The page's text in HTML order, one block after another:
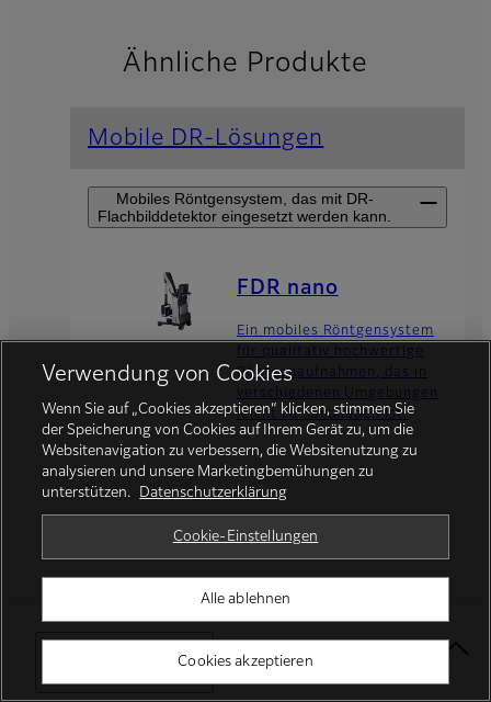
Select Your Location
Ähnliche Produkte
Mobile DR-Lösungen
Mobiles Röntgensystem, das mit DR-
Flachbilddetektor eingesetzt werden kann.
FDR nano
Ein mobiles Röntgensystem
für qualitativ hochwertige
Röntgenaufnahmen, das in
verschiedenen Umgebungen
leicht zu handhaben ist.
Mobile DR-Lösungen
FDR Go PLUS
Verwendung von Cookies
Wenn Sie auf „Cookies akzeptieren“ klicken, stimmen Sie
der Speicherung von Cookies auf Ihrem Gerät zu, um die
Websitenavigation zu verbessern, die Websitenutzung zu
analysieren und unsere Marketingbemühungen zu
unterstützen.
Datenschutzerklärung
Cookie-Einstellungen
Alle ablehnen
Cookies akzeptieren